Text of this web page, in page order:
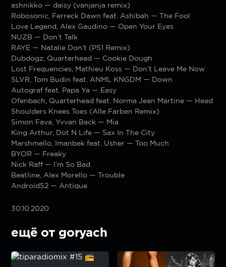
ashnikko — daisy (vanjanja remix)
Robosonic, Ferreck Dawn feat. Ashibah — The Fool
Love Legend, Alex Gaudino — Open Your Eyes
NUZB — Don’t Talk
RAYE — Natalie Don’t (PS1 Remix)
Dubdogz, Quarterhead — Cookie Dough
Lost Frequencies, Mathieu Koss — Don’t Leave Me Now
SLVR, Tom Budin feat. ANML KNGDM — Down
Autograf feat. Papa Ya — Easy
Ofenbach, Quarterhead feat. Norma Jean Martine — Head
Shoulders Knees Toes (Alle Farben Remix)
Simon Fava, Yvvan Back — Mia
King Arthur, Dot N Life — Sax In The City
Marshmello, Imanbek feat. Usher — Too Much
BYOR — Freaky
Nick Raff — I’m So Bad
Beatline, Alex Morello — Trouble
Android52 — Antique
30.10.2020
ещё от goryach